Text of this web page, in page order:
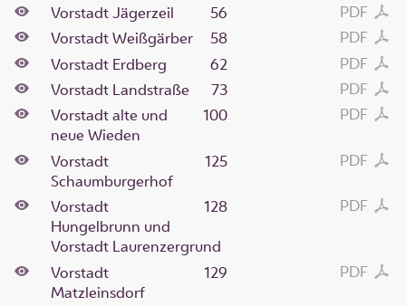
PDF
56
Vorstadt Jägerzeil
PDF
58
Vorstadt Weißgärber
PDF
62
Vorstadt Erdberg
PDF
73
Vorstadt Landstraße
PDF
100
Vorstadt alte und
neue Wieden
PDF
125
Vorstadt
Schaumburgerhof
PDF
128
Vorstadt
Hungelbrunn und
Vorstadt Laurenzergrund
PDF
129
Vorstadt
Matzleinsdorf